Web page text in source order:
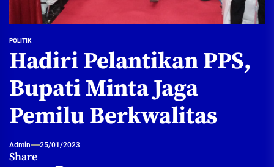
POLITIK
Hadiri Pelantikan PPS,
Bupati Minta Jaga
Pemilu Berkwalitas
Admin 25/01/2023
Share